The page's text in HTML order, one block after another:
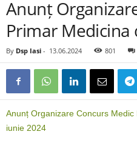
Anunț
Primar Medicina
By Dsp Iasi - 13.06.2024 801
Anunț Organizare Concurs
iunie 2024